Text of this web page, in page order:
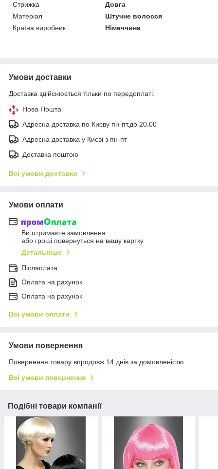
Стрижка
Довга
Матеріал
Штучне волосся
Країна виробник
Німеччина
Умови доставки
Доставка здійснюється тільки по передоплаті.
Нова Пошта
Адресна доставка по Києву пн-пт.до 20.00
Адресна доставка у Києві з пн-пт
Доставка поштою
Всі умови доставки
Умови оплати
Ви отримаєте замовлення
або гроші повернуться на вашу картку
Детальніше
Післяплата
Оплата на рахунок
Оплата на рахунок
Всі умови оплати
Умови повернення
Повернення товару впродовж 14 днів за домовленістю
Всі умови повернення
Подібні товари компанії